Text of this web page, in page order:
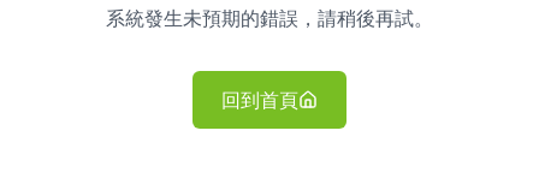
系統發生未預期的錯誤，請稍後再試。
回到首頁